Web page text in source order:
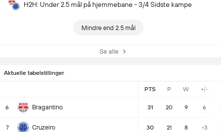
H2H: Under 2.5 mål på hjemmebane - 3/4 Sidste kampe
Mindre end 2.5 mål
Se alle
Aktuelle tabelstillinger
PTS P W +/-
6 Bragantino 31 20 9 6
7 Cruzeiro 30 21 8 -3